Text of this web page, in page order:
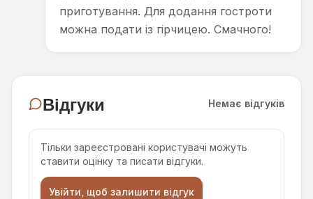
приготування. Для додання гостроти
можна подати із гірчицею. Смачного!
Відгуки Немає відгуків
Тільки зареєстровані користувачі можуть
ставити оцінку та писати відгуки.
Увійти, щоб залишити відгук